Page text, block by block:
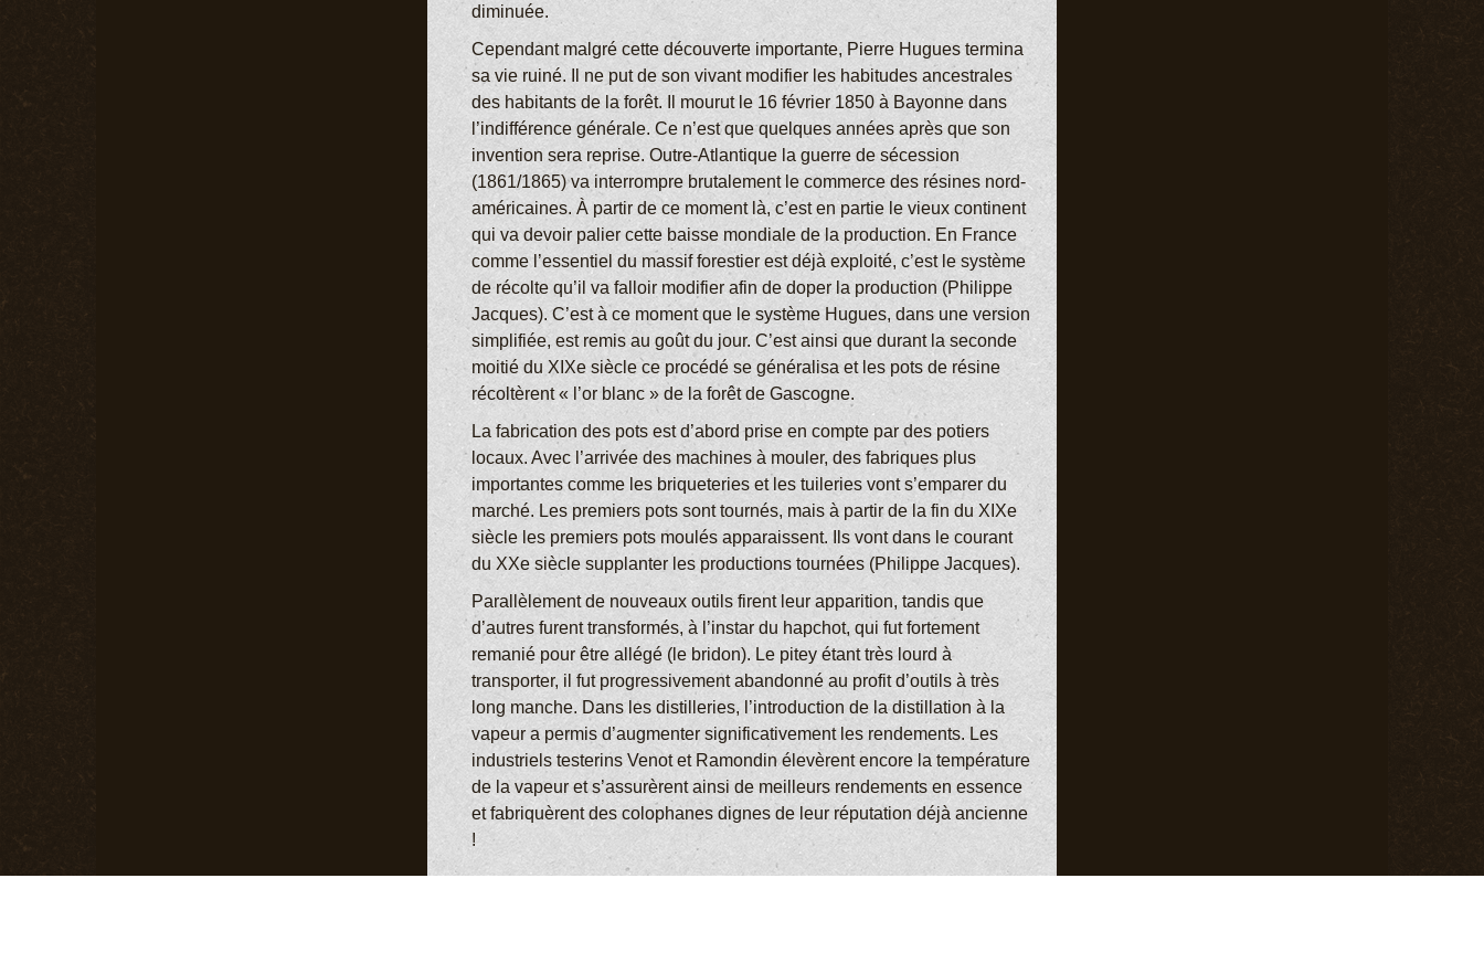
diminuée.
Cependant malgré cette découverte importante, Pierre Hugues termina
sa vie ruiné. Il ne put de son vivant modifier les habitudes ancestrales
des habitants de la forêt. Il mourut le 16 février 1850 à Bayonne dans
l’indifférence générale. Ce n’est que quelques années après que son
invention sera reprise. Outre-Atlantique la guerre de sécession
(1861/1865) va interrompre brutalement le commerce des résines nord-
américaines. À partir de ce moment là, c’est en partie le vieux continent
qui va devoir palier cette baisse mondiale de la production. En France
comme l’essentiel du massif forestier est déjà exploité, c’est le système
de récolte qu’il va falloir modifier afin de doper la production (Philippe
Jacques). C’est à ce moment que le système Hugues, dans une version
simplifiée, est remis au goût du jour. C’est ainsi que durant la seconde
moitié du XIXe siècle ce procédé se généralisa et les pots de résine
récoltèrent « l’or blanc » de la forêt de Gascogne.
La fabrication des pots est d’abord prise en compte par des potiers
locaux. Avec l’arrivée des machines à mouler, des fabriques plus
importantes comme les briqueteries et les tuileries vont s’emparer du
marché. Les premiers pots sont tournés, mais à partir de la fin du XIXe
siècle les premiers pots moulés apparaissent. Ils vont dans le courant
du XXe siècle supplanter les productions tournées (Philippe Jacques).
Parallèlement de nouveaux outils firent leur apparition, tandis que
d’autres furent transformés, à l’instar du hapchot, qui fut fortement
remanié pour être allégé (le bridon). Le pitey étant très lourd à
transporter, il fut progressivement abandonné au profit d’outils à très
long manche. Dans les distilleries, l’introduction de la distillation à la
vapeur a permis d’augmenter significativement les rendements. Les
industriels testerins Venot et Ramondin élevèrent encore la température
de la vapeur et s’assurèrent ainsi de meilleurs rendements en essence
et fabriquèrent des colophanes dignes de leur réputation déjà ancienne
!